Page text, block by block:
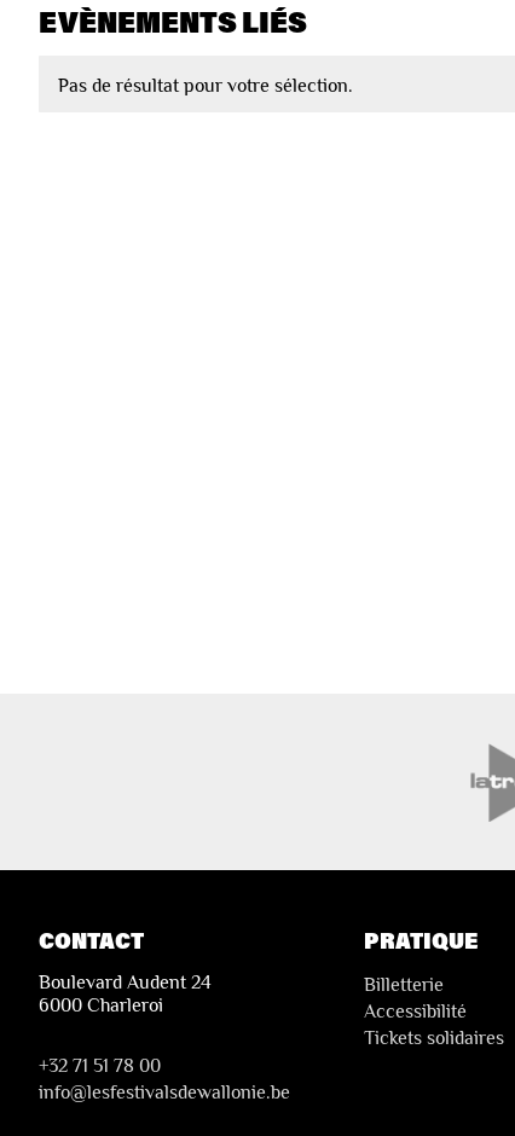
EVÈNEMENTS LIÉS
Pas de résultat pour votre sélection.
CONTACT
Boulevard Audent 24
6000 Charleroi
+32 71 51 78 00
info@lesfestivalsdewallonie.be
PRATIQUE
Billetterie
Accessibilité
Tickets solidaires